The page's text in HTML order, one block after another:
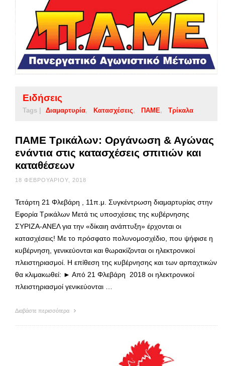
Ειδήσεις
Tags | Διαμαρτυρία Κατασχέσεις ΠΑΜΕ Τρίκαλα
ΠΑΜΕ Τρικάλων: Οργάνωση & Αγώνας
ενάντια στις κατασχέσεις σπιτιών και
καταθέσεων
18 ΦΕΒΡΟΥΑΡΊΟΥ, 2018
Τετάρτη 21 Φλεβάρη , 11π.μ. Συγκέντρωση διαμαρτυρίας στην
Εφορία Τρικάλων Μετά τις υποσχέσεις της κυβέρνησης
ΣΥΡΙΖΑ-ΑΝΕΛ για την «δίκαιη ανάπτυξη» έρχονται οι
κατασχέσεις! Με το πρόσφατο πολυνομοσχέδιο, που ψήφισε η
κυβέρνηση, γενικεύονται και θωρακίζονται οι ηλεκτρονικοί
πλειστηριασμοί. Η επίθεση της κυβέρνησης και των αρπαχτικών
θα κλιμακωθεί: ► Από 21 Φλεβάρη 2018 οι ηλεκτρονικοί
πλειστηριασμοί γενικεύονται …
Διαβάστε περισσότερα